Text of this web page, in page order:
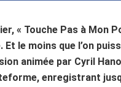
« Touche Pas à Mon
le moins que l’on
animée par Cyril
enregistrant